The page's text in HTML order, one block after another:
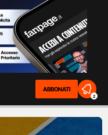
ABBONATI
2